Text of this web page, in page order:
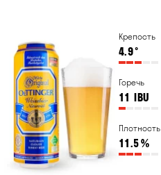
Крепость
4.9°
Горечь
11 IBU
Плотность
11.5%